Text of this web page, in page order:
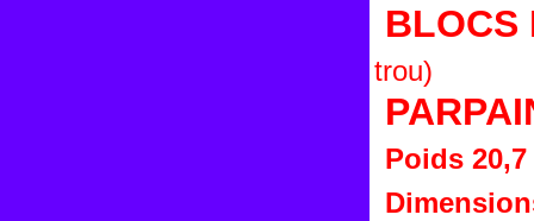
BLOCS
trou)
Poids